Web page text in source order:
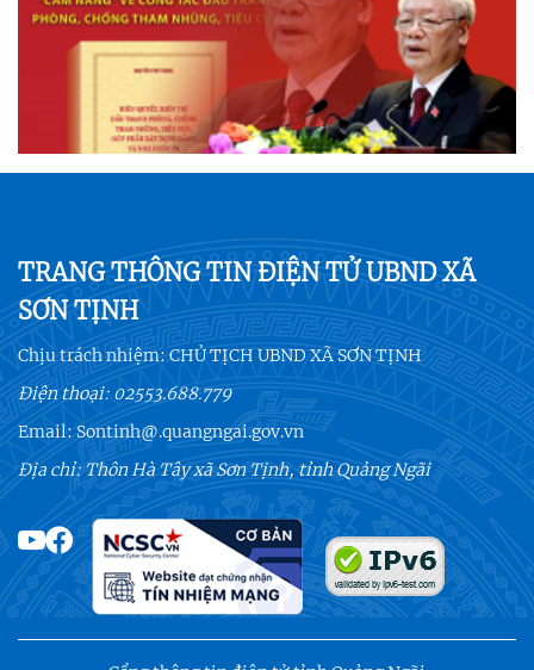
TRANG THÔNG TIN ĐIỆN TỬ UBND XÃ
SƠN TỊNH
Chịu trách nhiệm:CHỦ TỊCH UBND XÃ SƠN TỊNH
Điện thoại:02553.688.779
Email:Sontinh@.quangngai.gov.vn
Địa chỉ: Thôn Hà Tây xã Sơn Tịnh, tỉnh Quảng Ngãi